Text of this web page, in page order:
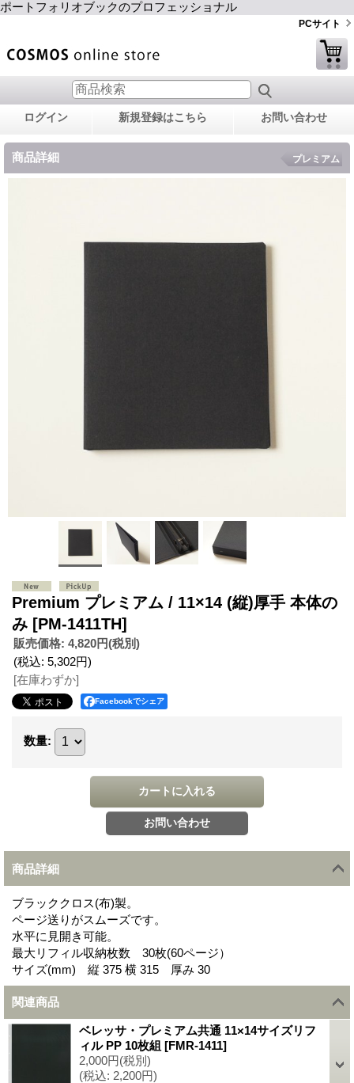
ポートフォリオブックのプロフェッショナル
PCサイト
ログイン 新規登録はこちら お問い合わせ
商品詳細 プレミアム
Premium プレミアム / 11×14 (縦)厚手 本体の
み [PM-1411TH]
販売価格: 4,820円(税別)
(税込: 5,302円)
[在庫わずか]
Facebookでシェア
数量:
商品詳細
ブラッククロス(布)製。
ページ送りがスムーズです。
水平に見開き可能。
最大リフィル収納枚数 30枚(60ページ）
サイズ(mm) 縦 375 横 315 厚み 30
関連商品
ベレッサ・プレミアム共通 11×14サイズリフ
ィル PP 10枚組 [FMR-1411]
2,000円(税別)
(税込: 2,200円)